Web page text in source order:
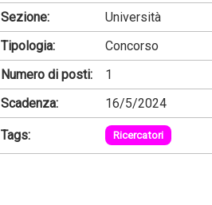
Sezione:
Università
Tipologia:
Concorso
Numero di posti:
1
Scadenza:
16/5/2024
Tags: Ricercatori